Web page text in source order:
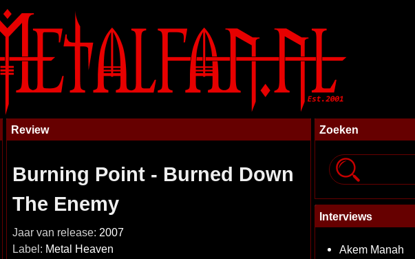
Review
Burning Point - Burned Down
The Enemy
Jaar van release: 2007
Label: Metal Heaven
Zoeken
Interviews
Akem Manah